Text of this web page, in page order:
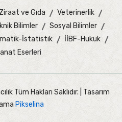
Ziraat ve Gıda
Veterinerlik
Bilimler
Sosyal Bilimler
İstatistik
İİBF-Hukuk
Eserleri
Tüm Hakları Saklıdır. | Tasarım
Pikselina